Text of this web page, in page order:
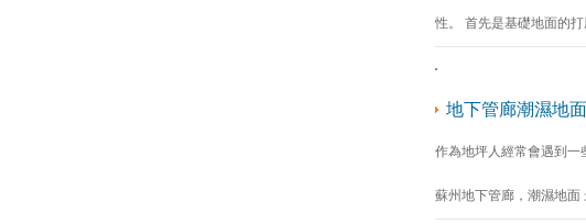
性。 首先是基礎地面的
地下管廊潮濕地
作為地坪人經常會遇到一
蘇州地下管廊，潮濕地面